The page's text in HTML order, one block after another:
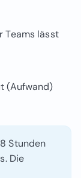
Teams lässt
(Aufwand)
Stunden
Die